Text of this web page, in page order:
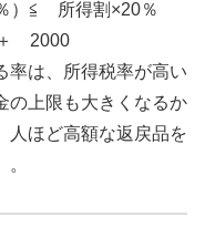
）≦ 所得割×20％
2000
率は、所得税率が高い
の上限も大きくなるか
人ほど高額な返戻品を